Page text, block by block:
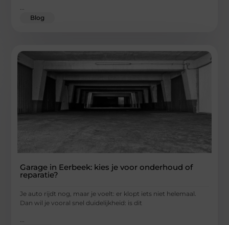
...
Blog
Garage in Eerbeek: kies je voor onderhoud of
reparatie?
Je auto rijdt nog, maar je voelt: er klopt iets niet helemaal.
Dan wil je vooral snel duidelijkheid: is dit